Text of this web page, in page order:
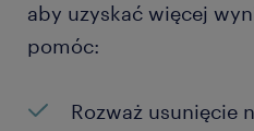
aby uzyskać więcej
pomóc:
Rozważ usunięcie